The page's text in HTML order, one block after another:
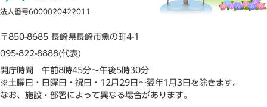
法人番号6000020422011
〒850-8685 長崎県長崎市魚の町4-1
095-822-8888(代表)
開庁時間 午前8時45分～午後5時30分
※土曜日・日曜日・祝日・12月29日～翌年1月3日を除きます。
なお、施設・部署によって異なる場合があります。